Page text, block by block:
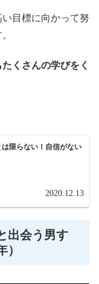
目標に向かって努
くさんの学びをく
限らない！自信がない
2020.12.13
出会う男す